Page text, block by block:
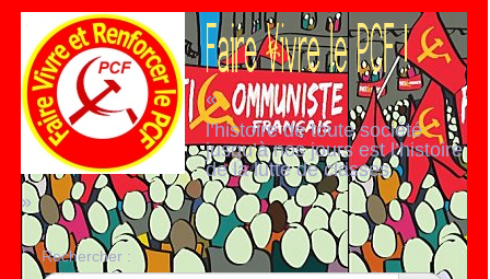
«
l’histoire de toute société
jusqu’à nos jours est l’histoire
de la lutte de classes
»
Rechercher :